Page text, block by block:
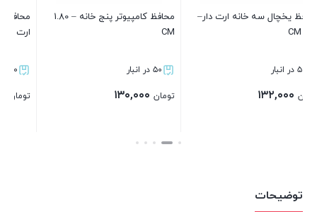
محافظ کامپیوتر پنج خانه – 1.80
تومان۱۳۰,۰۰۰
محافظ یخچال و پکیج تک خانه
تومان
توضیحات